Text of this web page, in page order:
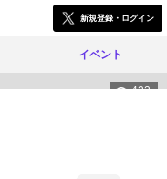
新規登録・ログイン
イベント
422